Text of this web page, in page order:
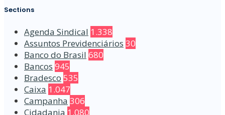
Sections
Agenda Sindical 1.338
Assuntos Previdenciários 30
Banco do Brasil 680
Bancos 945
Bradesco 535
Caixa 1.047
Campanha 306
Cidadania 1.080